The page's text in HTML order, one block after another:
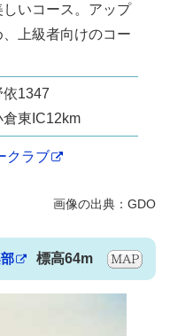
いコース。アップ
上級者向けのコー
依1347
倉東IC12km
クラブ
標高64m